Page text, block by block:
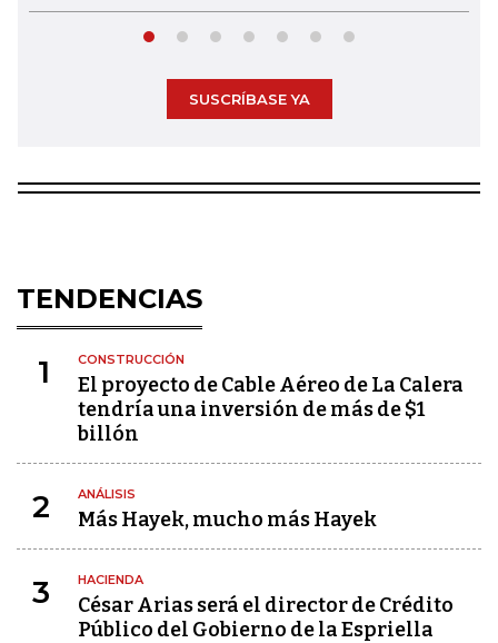
SUSCRÍBASE YA
TENDENCIAS
1 CONSTRUCCIÓN
El proyecto de Cable Aéreo de La Calera
tendría una inversión de más de $1
billón
2 ANÁLISIS
Más Hayek, mucho más Hayek
3 HACIENDA
César Arias será el director de Crédito
Público del Gobierno de la Espriella